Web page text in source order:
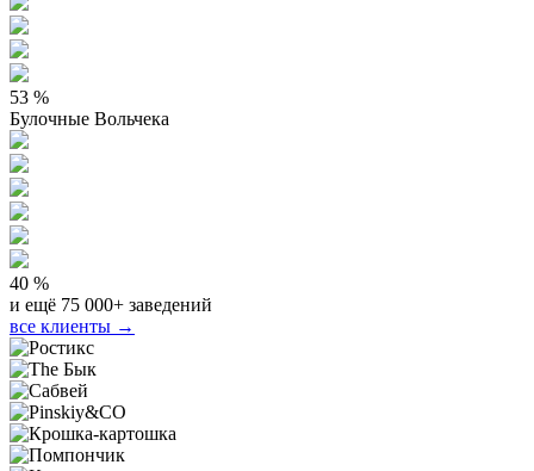
53 %
Булочные Вольчека
40 %
и ещё 75 000+ заведений
все клиенты →